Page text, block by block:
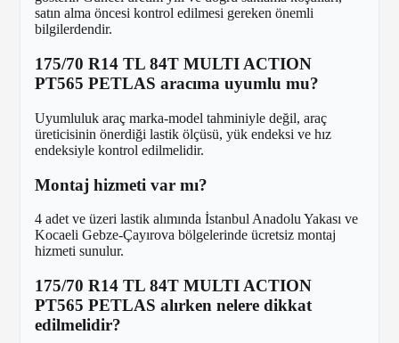
satın alma öncesi kontrol edilmesi gereken önemli
bilgilerdendir.
175/70 R14 TL 84T MULTI ACTION
PT565 PETLAS aracıma uyumlu mu?
Uyumluluk araç marka-model tahminiyle değil, araç
üreticisinin önerdiği lastik ölçüsü, yük endeksi ve hız
endeksiyle kontrol edilmelidir.
Montaj hizmeti var mı?
4 adet ve üzeri lastik alımında İstanbul Anadolu Yakası ve
Kocaeli Gebze-Çayırova bölgelerinde ücretsiz montaj
hizmeti sunulur.
175/70 R14 TL 84T MULTI ACTION
PT565 PETLAS alırken nelere dikkat
edilmelidir?